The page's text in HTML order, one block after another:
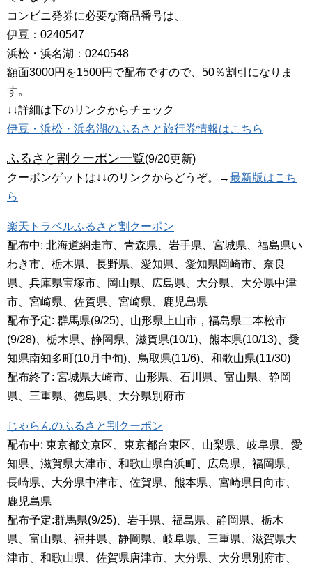
コンビニ発券に必要な商品番号は、
伊豆：0240547
浜松・浜名湖：0240548
額面3000円を1500円で配布ですので、50％割引になりま
す。
↓↓詳細は下のリンクからチェック
伊豆・浜松・浜名湖のふるさと旅行券情報はこちら
ふるさと割クーポン一覧(9/20更新)
クーポンゲットは↓↓のリンクからどうぞ。→最新版はこち
ら
楽天トラベルふるさと割クーポン
配布中: 北海道網走市、青森県、岩手県、宮城県、福島県い
わき市、栃木県、長野県、愛知県、愛知県岡崎市、奈良
県、兵庫県宝塚市、岡山県、広島県、大分県、大分県中津
市、宮崎県、佐賀県、宮崎県、鹿児島県
配布予定: 群馬県(9/25)、山形県上山市，福島県二本松市
(9/28)、栃木県、静岡県、滋賀県(10/1)、熊本県(10/13)、愛
知県南知多町(10月中旬)、鳥取県(11/6)、和歌山県(11/30)
配布終了: 宮城県大崎市、山形県、石川県、富山県、静岡
県、三重県、徳島県、大分県別府市
じゃらんのふるさと割クーポン
配布中: 東京都文京区、東京都台東区、山梨県、岐阜県、愛
知県、滋賀県大津市、和歌山県白浜町、広島県、福岡県、
長崎県、大分県中津市、佐賀県、熊本県、宮崎県日向市、
鹿児島県
配布予定:群馬県(9/25)、岩手県、福島県、静岡県、栃木
県、富山県、福井県、静岡県、岐阜県、三重県、滋賀県大
津市、和歌山県、佐賀県唐津市、大分県、大分県別府市、